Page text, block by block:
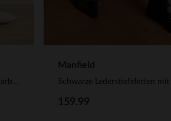
Manfield
159.99